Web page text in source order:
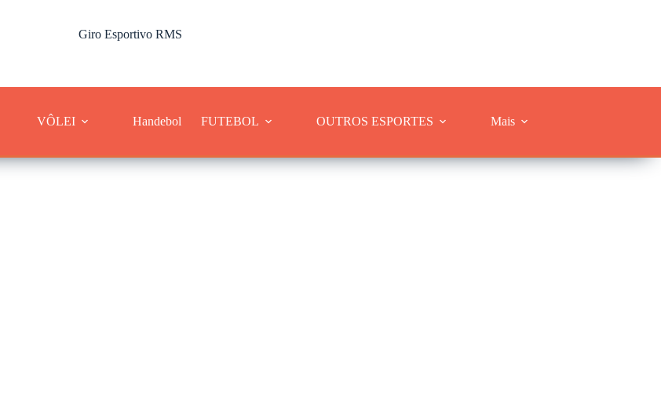
Giro Esportivo RMS
VÔLEI Handebol FUTEBOL OUTROS ESPORTES Mais